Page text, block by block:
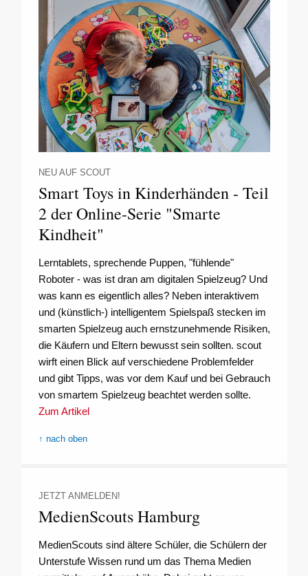
NEU AUF SCOUT
Smart Toys in Kinderhänden - Teil
2 der Online-Serie "Smarte
Kindheit"
Lerntablets, sprechende Puppen, "fühlende"
Roboter - was ist dran am digitalen Spielzeug? Und
was kann es eigentlich alles? Neben interaktivem
und (künstlich-) intelligentem Spielspaß stecken im
smarten Spielzeug auch ernstzunehmende Risiken,
die Käufern und Eltern bewusst sein sollten. scout
wirft einen Blick auf verschiedene Problemfelder
und gibt Tipps, was vor dem Kauf und bei Gebrauch
von smartem Spielzeug beachtet werden sollte.
Zum Artikel
↑ nach oben
JETZT ANMELDEN!
MedienScouts Hamburg
MedienScouts sind ältere Schüler, die Schülern der
Unterstufe Wissen rund um das Thema Medien